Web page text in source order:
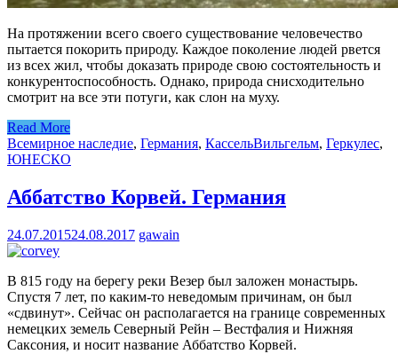
На протяжении всего своего существование человечество
пытается покорить природу. Каждое поколение людей рвется
из всех жил, чтобы доказать природе свою состоятельность и
конкурентоспособность. Однако, природа снисходительно
смотрит на все эти потуги, как слон на муху.
Read More
Всемирное наследие, Германия, КассельВильгельм, Геркулес,
ЮНЕСКО
Аббатство Корвей. Германия
24.07.201524.08.2017 gawain
В 815 году на берегу реки Везер был заложен монастырь.
Спустя 7 лет, по каким-то неведомым причинам, он был
«сдвинут». Сейчас он располагается на границе современных
немецких земель Северный Рейн – Вестфалия и Нижняя
Саксония, и носит название Аббатство Корвей.